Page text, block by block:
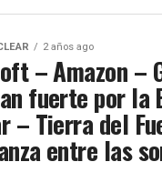
2 años ago
– Amazon –
fuerte por la
– Tierra del
entre las